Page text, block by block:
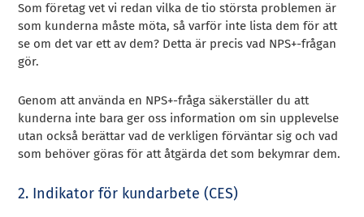
Som företag vet vi redan vilka de tio största problemen är
som kunderna måste möta, så varför inte lista dem för att
se om det var ett av dem? Detta är precis vad NPS+-frågan
gör.
Genom att använda en NPS+-fråga säkerställer du att
kunderna inte bara ger oss information om sin upplevelse
utan också berättar vad de verkligen förväntar sig och vad
som behöver göras för att åtgärda det som bekymrar dem.
2. Indikator för kundarbete (CES)